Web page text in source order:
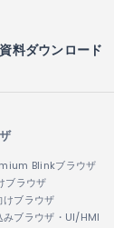
資料ダウンロード
Blinkブラウザ
ブラウザ
けブラウザ
みブラウザ・UI/HMI